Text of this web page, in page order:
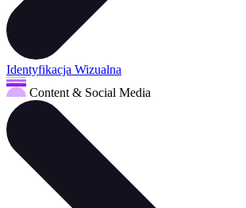
Identyfikacja Wizualna
Content & Social Media